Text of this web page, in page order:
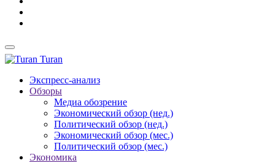
Turan
Экспресс-анализ
Обзоры
Медиа обозрение
Экономический обзор (нед.)
Политический обзор (нед.)
Экономический обзор (мес.)
Политический обзор (мес.)
Экономика